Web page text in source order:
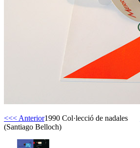
<<< Anterior1990 Col·lecció de nadales
(Santiago Belloch)